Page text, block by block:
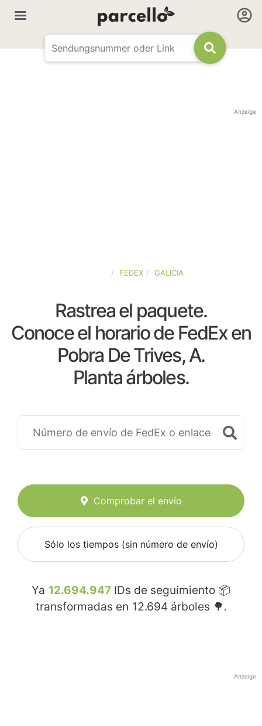
Anzeige
FEDEX GALICIA
Rastrea el paquete.
Conoce el horario de FedEx en
Pobra De Trives, A.
Planta árboles.
Comprobar el envío
Sólo los tiempos (sin número de envío)
Ya 12.694.947 IDs de seguimiento 📦
transformadas en 12.694 árboles 🌳.
Anzeige